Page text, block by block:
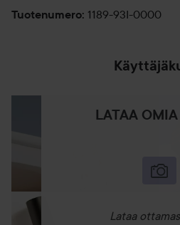
Tuotenumero: 1189-93I-0000
LATAA
Lataa